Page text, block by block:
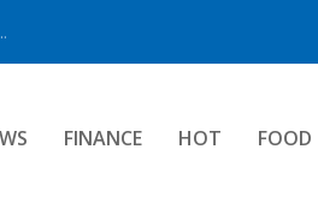
FINANCE HOT FOOD